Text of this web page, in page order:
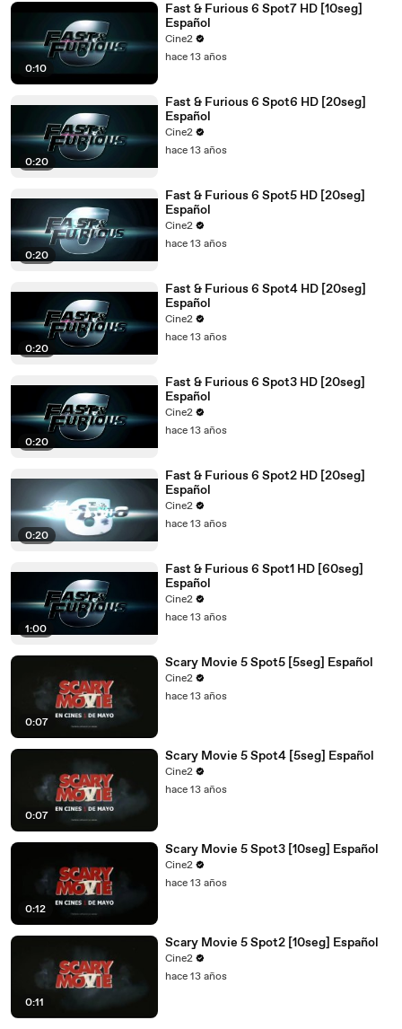
0:10
Fast & Furious 6 Spot7 HD [10seg]
Español
Cine2
hace 13 años
0:20
Fast & Furious 6 Spot6 HD [20seg]
Español
Cine2
hace 13 años
0:20
Fast & Furious 6 Spot5 HD [20seg]
Español
Cine2
hace 13 años
0:20
Fast & Furious 6 Spot4 HD [20seg]
Español
Cine2
hace 13 años
0:20
Fast & Furious 6 Spot3 HD [20seg]
Español
Cine2
hace 13 años
0:20
Fast & Furious 6 Spot2 HD [20seg]
Español
Cine2
hace 13 años
1:00
Fast & Furious 6 Spot1 HD [60seg]
Español
Cine2
hace 13 años
0:07
Scary Movie 5 Spot5 [5seg] Español
Cine2
hace 13 años
0:07
Scary Movie 5 Spot4 [5seg] Español
Cine2
hace 13 años
0:12
Scary Movie 5 Spot3 [10seg] Español
Cine2
hace 13 años
0:11
Scary Movie 5 Spot2 [10seg] Español
Cine2
hace 13 años